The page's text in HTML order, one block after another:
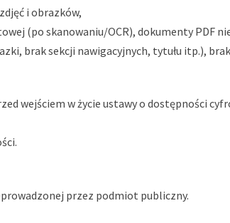
i obrazków,
(po skanowaniu/OCR), dokumenty PDF
brak sekcji nawigacyjnych, tytułu itp.),
wejściem w życie ustawy o dostępności
przez podmiot publiczny.